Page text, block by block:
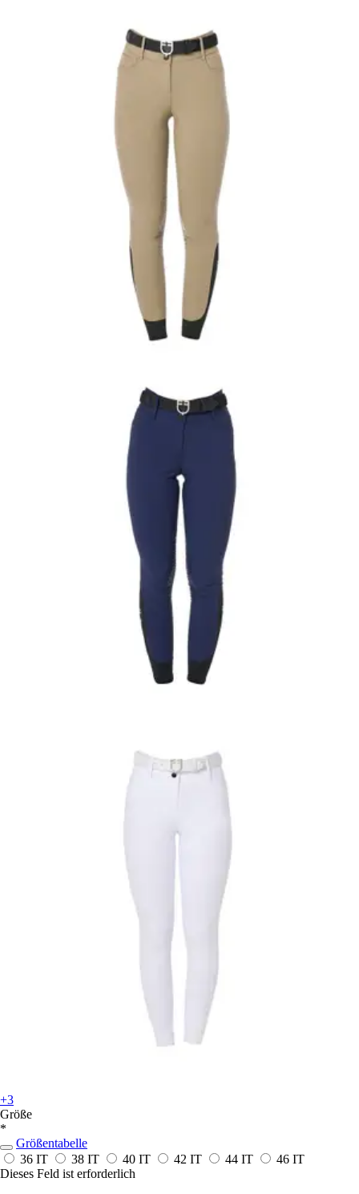
+3
Größe
*
Größentabelle
36 IT
38 IT 40 IT 42 IT 44 IT
46 IT
Dieses Feld ist erforderlich